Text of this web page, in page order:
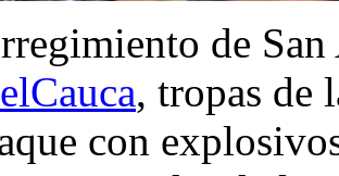
de
, tropas de
con